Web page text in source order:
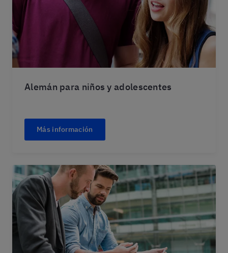
Alemán para niños y adolescentes
Más información